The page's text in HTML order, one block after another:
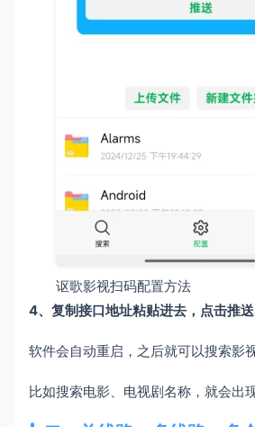
讴歌影视扫码配置方法
4、复制接口地址粘贴进去，点击推送
软件会自动重启，之后就可以搜索影
比如搜索电影、电视剧名称，就会出